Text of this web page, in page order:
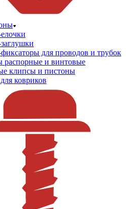
для проводов и трубок
распорные и винтовые
клипсы и пистоны
ковриков